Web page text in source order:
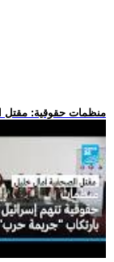
.. منظمات حقوقية: مقتل